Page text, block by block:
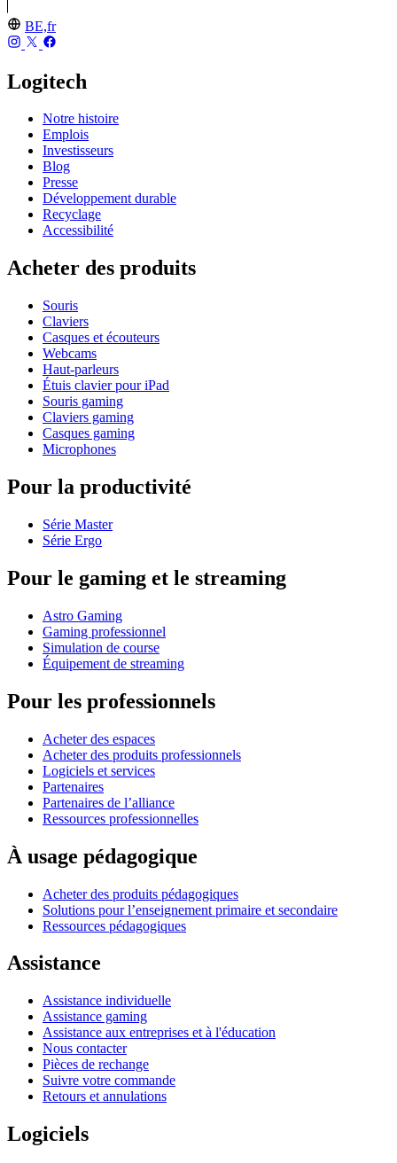
BE,fr
Logitech
Notre histoire
Emplois
Investisseurs
Blog
Presse
Développement durable
Recyclage
Accessibilité
Acheter des produits
Souris
Claviers
Casques et écouteurs
Webcams
Haut-parleurs
Étuis clavier pour iPad
Souris gaming
Claviers gaming
Casques gaming
Microphones
Pour la productivité
Série Master
Série Ergo
Pour le gaming et le streaming
Astro Gaming
Gaming professionnel
Simulation de course
Équipement de streaming
Pour les professionnels
Acheter des espaces
Acheter des produits professionnels
Logiciels et services
Partenaires
Partenaires de l’alliance
Ressources professionnelles
À usage pédagogique
Acheter des produits pédagogiques
Solutions pour l’enseignement primaire et secondaire
Ressources pédagogiques
Assistance
Assistance individuelle
Assistance gaming
Assistance aux entreprises et à l'éducation
Nous contacter
Pièces de rechange
Suivre votre commande
Retours et annulations
Logiciels